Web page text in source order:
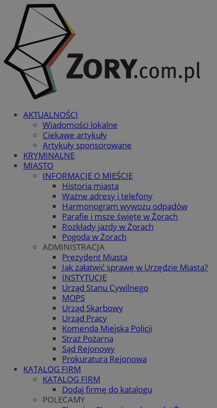
AKTUALNOŚCI
Wiadomości lokalne
Ciekawe artykuły
Artykuły sponsorowane
KRYMINALNE
MIASTO
INFORMACJE O MIEŚCIE
Historia miasta
Ważne adresy i telefony
Harmonogram wywozu odpadów
Parafie i msze święte w Żorach
Rozkłady jazdy w Żorach
Pogoda w Żorach
ADMINISTRACJA
Prezydent Miasta
Jak załatwić sprawę w Urzędzie Miasta?
INSTYTUCJE
Urząd Stanu Cywilnego
MOPS
Urząd Skarbowy
Urząd Pracy
Komenda Miejska Policji
Straż Pożarna
Sąd Rejonowy
Prokuratura Rejonowa
KATALOG FIRM
KATALOG FIRM
Dodaj firmę do katalogu
POLECAMY